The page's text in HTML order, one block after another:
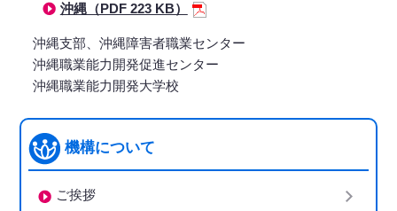
沖縄（PDF 223 KB）
沖縄支部、沖縄障害者職業センター
沖縄職業能力開発促進センター
沖縄職業能力開発大学校
機構について
ご挨拶